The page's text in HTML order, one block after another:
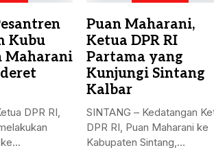
Kubu
Maharani
DPR RI,
Puan Maharani,
Ketua DPR RI
Partama yang
Kunjungi Sintang
Kalbar
SINTANG – Kedatangan
DPR RI, Puan Maharani ke
Kabupaten Sintang,